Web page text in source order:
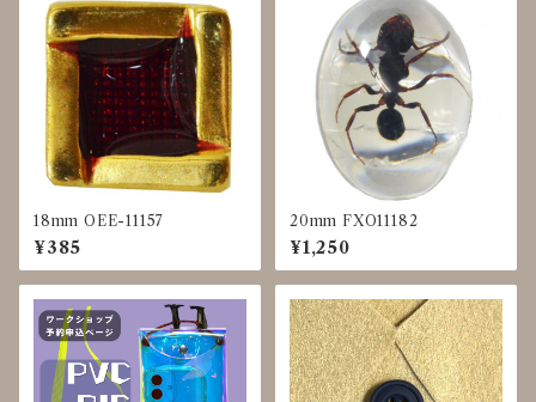
18mm OEE-11157
¥385
20mm FXO11182
¥1,250